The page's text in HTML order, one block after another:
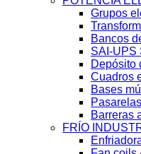
Grupos
Bancos
SAI-UPS
Depósito
Cuadros
Bases
Barreras
FRÍO